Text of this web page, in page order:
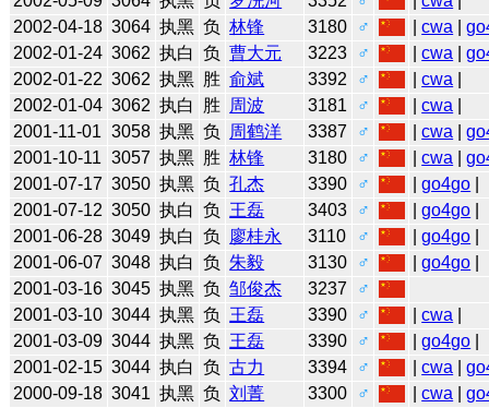
2002-04-18 3064 执黑 负 林锋 3180 ♂ |cwa |
2002-01-24 3062 执白 负 曹大元 3223 ♂ |cwa |
2002-01-22 3062 执黑 胜 俞斌 3392 ♂ |cwa
2002-01-04 3062 执白 胜 周波 3181 ♂ |cwa
2001-11-01 3058 执黑 负 周鹤洋 3387 ♂ |cwa |
2001-10-11 3057 执黑 胜 林锋 3180 ♂ |cwa |
2001-07-17 3050 执黑 负 孔杰 3390 ♂ |go4go
2001-07-12 3050 执白 负 王磊 3403 ♂ |go4go
2001-06-28 3049 执白 负 廖桂永 3110 ♂ |go4go
2001-06-07 3048 执白 负 朱毅 3130 ♂ |go4go
2001-03-16 3045 执黑 负 邹俊杰 3237
♂
2001-03-10 3044 执黑 负 王磊 3390 ♂ |cwa
2001-03-09 3044 执黑 负 王磊 3390 ♂ |go4go
2001-02-15 3044 执白 负 古力 3394 ♂ |cwa |
2000-09-18 3041 执黑 负 刘菁 3300 ♂ |cwa |